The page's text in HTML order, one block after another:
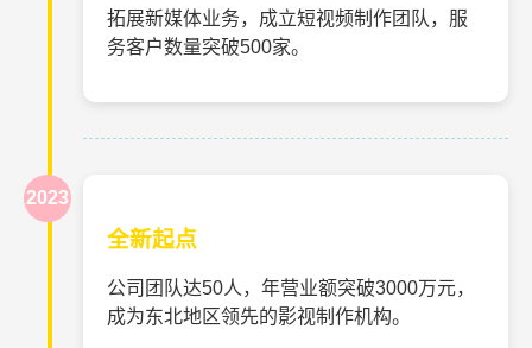
拓展新媒体业务，成立短视频制作团队，服
务客户数量突破500家。
2023
全新起点
公司团队达50人，年营业额突破3000万元，
成为东北地区领先的影视制作机构。